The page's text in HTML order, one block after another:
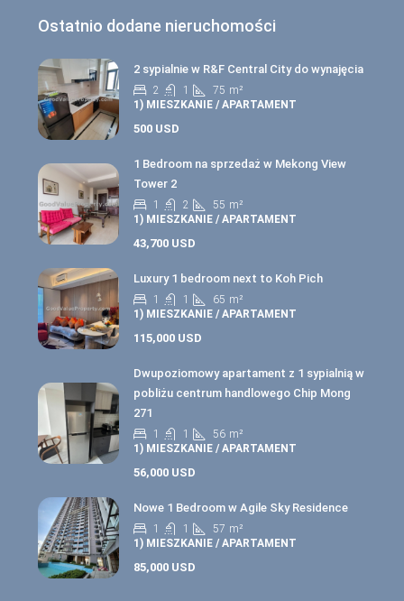
Ostatnio dodane nieruchomości
2 sypialnie w R&F Central City do wynajęcia
2 1 75 m²
1) MIESZKANIE / APARTAMENT
500 USD
1 Bedroom na sprzedaż w Mekong View
Tower 2
1 2 55 m²
1) MIESZKANIE / APARTAMENT
43,700 USD
Luxury 1 bedroom next to Koh Pich
1 1 65 m²
1) MIESZKANIE / APARTAMENT
115,000 USD
Dwupoziomowy apartament z 1 sypialnią w
pobliżu centrum handlowego Chip Mong
271
1 1 56 m²
1) MIESZKANIE / APARTAMENT
56,000 USD
Nowe 1 Bedroom w Agile Sky Residence
1 1 57 m²
1) MIESZKANIE / APARTAMENT
85,000 USD